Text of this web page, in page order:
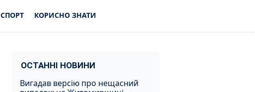
СПОРТ КОРИСНО ЗНАТИ
ОСТАННІ НОВИНИ
Вигадав версію про нещасний